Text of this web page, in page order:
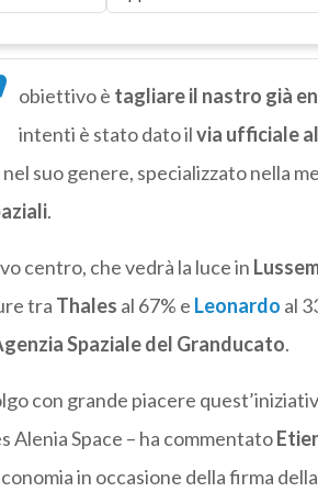
obiettivo è tagliare il nastro già
intenti è stato dato ilvia ufficiale
suo genere, specializzato nella
.
centro, che vedrà la luce in
tra Thales al 67% e Leonardo al
Spaziale del Granducato.
con grande piacere
Alenia Space – ha commentato
in occasione della firma